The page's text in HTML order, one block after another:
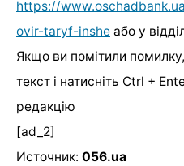
https://
ovir-taryf-inshe або у
Якщо ви помітили помилку,
текст і натисніть Ctrl +
редакцію
[ad_2]
Источник: 056.ua